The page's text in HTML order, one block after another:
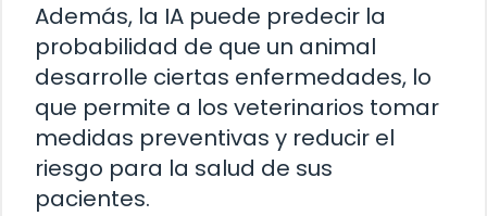
Además, la IA puede predecir la
probabilidad de que un animal
desarrolle ciertas enfermedades, lo
que permite a los veterinarios tomar
medidas preventivas y reducir el
riesgo para la salud de sus
pacientes.